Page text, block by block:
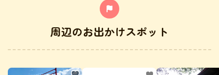
周辺のお出かけスポット